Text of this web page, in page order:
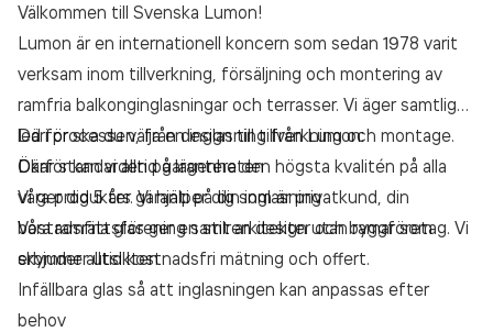
Välkommen till Svenska Lumon!
Lumon är en internationell koncern som sedan 1978 varit
verksam inom tillverkning, försäljning och montering av
ramfria balkonginglasningar och terrasser. Vi äger samtliga
led i processen, från design till tillverkning och montage.
Därför kan vi alltid garantera den högsta kvalitén på alla
våra produkter. Vi hjälper dig som är privatkund, din
bostadsrättsförening samt arkitekter och byggföretag. Vi
erbjuder alltid kostnadsfri mätning och offert.
Därför ska du välja en inglasning från Lumon:
Ökar standarden på lägenheten
Vi ger dig 5 års garanti på din inglasning
Våra ramfria glas ger en stilren design utan ramar som
skymmer utsikten
Infällbara glas så att inglasningen kan anpassas efter
behov